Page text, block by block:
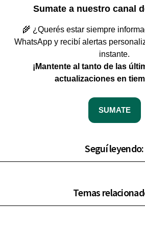
Sumate a nuestro canal
🌾 ¿Querés estar siempre
WhatsApp y recibí alertas
instante.
¡Mantente al tanto de las
actualizaciones en
SUMATE
Seguí leyendo:
Temas